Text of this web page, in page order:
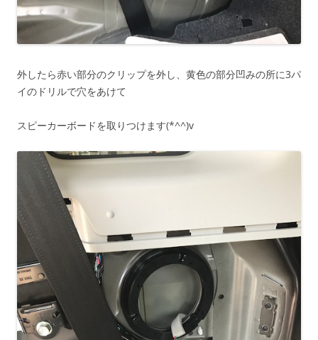
外したら赤い部分のクリップを外し、黄色の部分凹みの所に3パ
イのドリルで穴をあけて
スピーカーボードを取りつけます(*^^)v